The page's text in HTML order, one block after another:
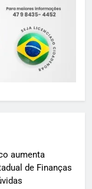
aumenta
de Finanças